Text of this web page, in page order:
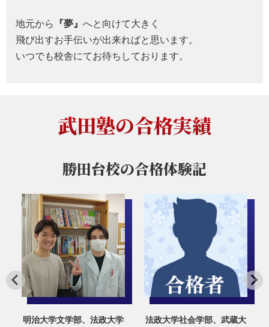
地元から 『夢』 へと向けて大きく
飛び出すお手伝いが出来ればと思います。
いつでも校舎にてお待ちしております。
武田塾の合格実績
勝田台校の合格体験記
明治大学文学部、法政大学
法政大学社会学部、武蔵大